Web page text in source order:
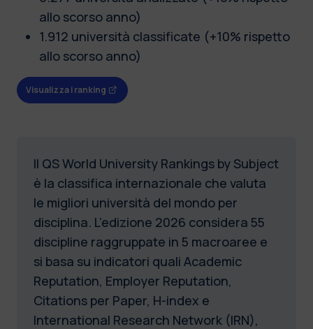
allo scorso anno)
1.912 università classificate (+10% rispetto
allo scorso anno)
Visualizza i ranking
Il QS World University Rankings by Subject
è la classifica internazionale che valuta
le migliori università del mondo per
disciplina. L’edizione 2026 considera 55
discipline raggruppate in 5 macroaree e
si basa su indicatori quali Academic
Reputation, Employer Reputation,
Citations per Paper, H-index e
International Research Network (IRN),